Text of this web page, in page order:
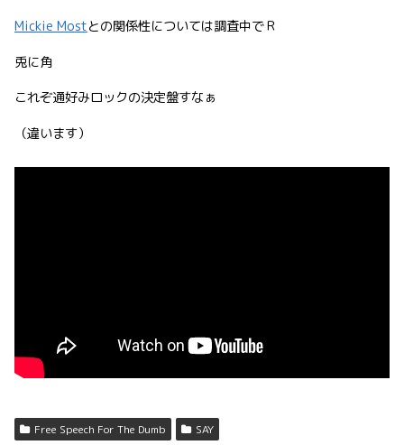
Mickie Mostとの関係性については調査中でＲ
兎に角
これぞ通好みロックの決定盤すなぁ
（違います）
Free Speech For The Dumb SAY